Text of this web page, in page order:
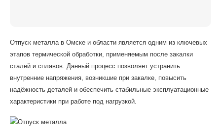
Отпуск металла в Омске и области является одним из ключевых
этапов термической обработки, применяемым после закалки
сталей и сплавов. Данный процесс позволяет устранить
внутренние напряжения, возникшие при закалке, повысить
надёжность деталей и обеспечить стабильные эксплуатационные
характеристики при работе под нагрузкой.